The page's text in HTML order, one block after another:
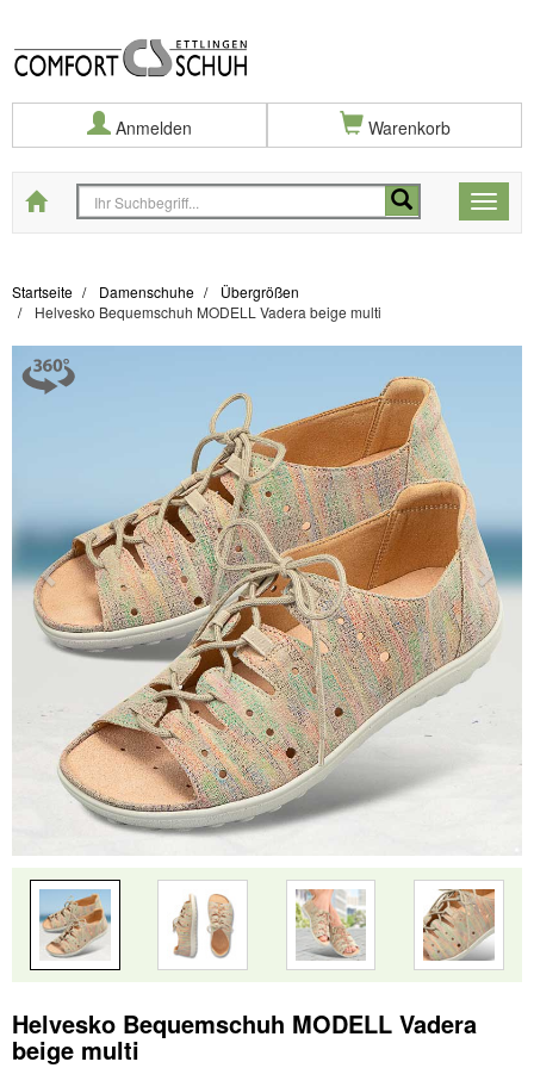
Anmelden Warenkorb
Toggle
Startseite
Startseite Damenschuhe
Übergrößen
Helvesko Bequemschuh MODELL Vadera beige multi
Helvesko Bequemschuh MODELL Vadera
beige multi